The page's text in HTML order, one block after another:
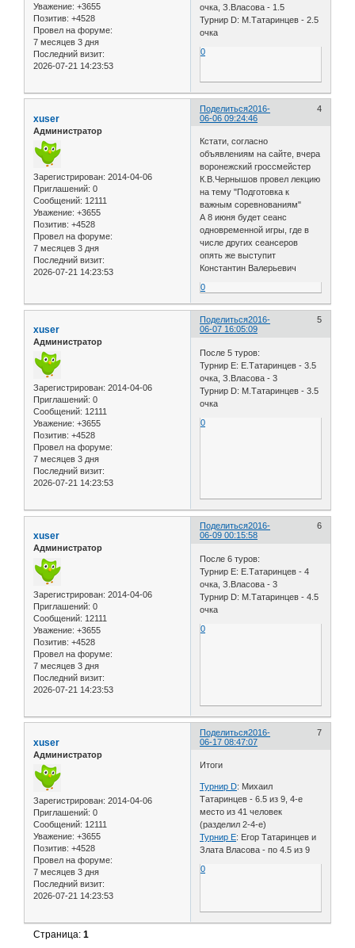
Уважение: +3655
Позитив: +4528
Провел на форуме:
7 месяцев 3 дня
Последний визит:
2026-07-21 14:23:53
очка, З.Власова - 1.5
Турнир D: М.Татаринцев - 2.5
очка
0
Поделиться 4
2016-
06-06 09:24:46
xuser
Администратор
Зарегистрирован: 2014-04-06
Приглашений: 0
Сообщений: 12111
Уважение: +3655
Позитив: +4528
Провел на форуме:
7 месяцев 3 дня
Последний визит:
2026-07-21 14:23:53
Кстати, согласно
объявлениям на сайте, вчера
воронежский гроссмейстер
К.В.Чернышов провел лекцию
на тему "Подготовка к
важным соревнованиям"
А 8 июня будет сеанс
одновременной игры, где в
числе других сеансеров
опять же выступит
Константин Валерьевич
0
Поделиться 5
2016-
06-07 16:05:09
xuser
Администратор
Зарегистрирован: 2014-04-06
Приглашений: 0
Сообщений: 12111
Уважение: +3655
Позитив: +4528
Провел на форуме:
7 месяцев 3 дня
Последний визит:
2026-07-21 14:23:53
После 5 туров:
Турнир E: Е.Татаринцев - 3.5
очка, З.Власова - 3
Турнир D: М.Татаринцев - 3.5
очка
0
Поделиться 6
2016-
06-09 00:15:58
xuser
Администратор
Зарегистрирован: 2014-04-06
Приглашений: 0
Сообщений: 12111
Уважение: +3655
Позитив: +4528
Провел на форуме:
7 месяцев 3 дня
Последний визит:
2026-07-21 14:23:53
После 6 туров:
Турнир E: Е.Татаринцев - 4
очка, З.Власова - 3
Турнир D: М.Татаринцев - 4.5
очка
0
Поделиться 7
2016-
06-17 08:47:07
xuser
Администратор
Зарегистрирован: 2014-04-06
Приглашений: 0
Сообщений: 12111
Уважение: +3655
Позитив: +4528
Провел на форуме:
7 месяцев 3 дня
Последний визит:
2026-07-21 14:23:53
Итоги
Турнир D: Михаил
Татаринцев - 6.5 из 9, 4-е
место из 41 человек
(разделил 2-4-е)
Турнир E: Егор Татаринцев и
Злата Власова - по 4.5 из 9
0
Страница:1